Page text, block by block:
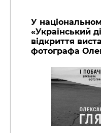
У
«Український
відкриття
фотографа